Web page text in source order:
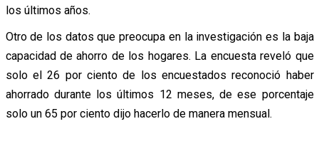
los últimos años.
Otro de los datos que preocupa en la investigación es la baja
capacidad de ahorro de los hogares. La encuesta reveló que
solo el 26 por ciento de los encuestados reconoció haber
ahorrado durante los últimos 12 meses, de ese porcentaje
solo un 65 por ciento dijo hacerlo de manera mensual.